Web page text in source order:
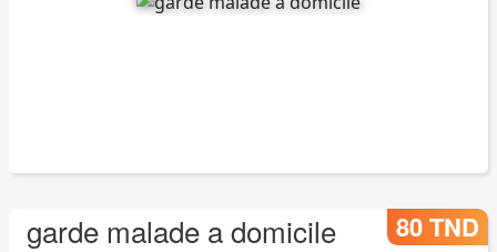
garde malade a domicile 80 TND